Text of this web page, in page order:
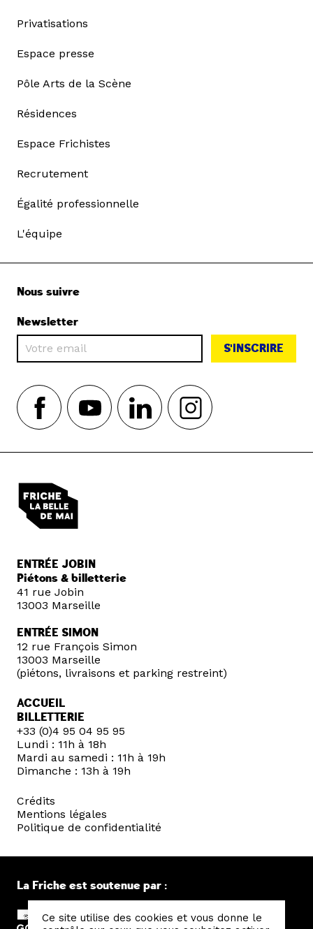
Privatisations
Espace presse
Pôle Arts de la Scène
Résidences
Espace Frichistes
Recrutement
Égalité professionnelle
L'équipe
Nous suivre
Newsletter
S'INSCRIRE
ENTRÉE JOBIN
Piétons & billetterie
41 rue Jobin
13003 Marseille
ENTRÉE SIMON
12 rue François Simon
13003 Marseille
(piétons, livraisons et parking restreint)
ACCUEIL
BILLETTERIE
+33 (0)4 95 04 95 95
Lundi : 11h à 18h
Mardi au samedi : 11h à 19h
Dimanche : 13h à 19h
Crédits
Mentions légales
Politique de confidentialité
La Friche est soutenue par :
Ce site utilise des cookies et vous donne le